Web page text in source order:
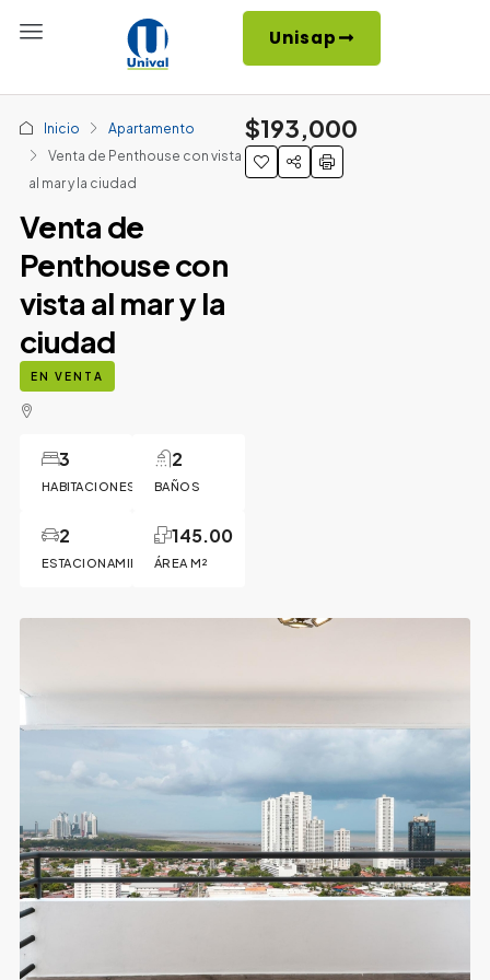
Unisap
Inicio
Apartamento
Venta de Penthouse con vista
al mar y la ciudad
Venta de
Penthouse con
vista al mar y la
ciudad
EN VENTA
HABITACIONES
3
BAÑOS
2
ESTACIONAMIENTOS
2
ÁREA M²
145.00
$193,000